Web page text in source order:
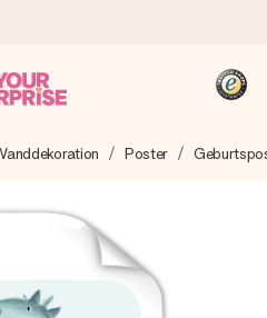
sorgfältig vor und schicken es
Bewertungen)
Poster